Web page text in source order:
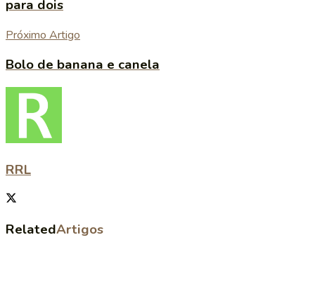
para dois
Próximo Artigo
Bolo de banana e canela
RRL
RelatedArtigos